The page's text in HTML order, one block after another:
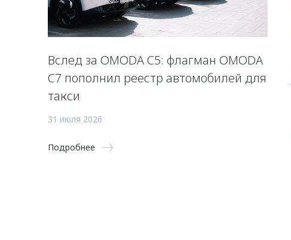
Вслед за OMODA C5: флагман OMODA
C7 пополнил реестр автомобилей для
такси
31 июля 2026
Подробнее